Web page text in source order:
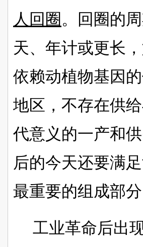
人回圈 。回圈的
天、年计或更长
依赖动植物基因
地区，不存在供
代意义的一产和
后的今天还要满
最重要的组成部分
工业革命后出